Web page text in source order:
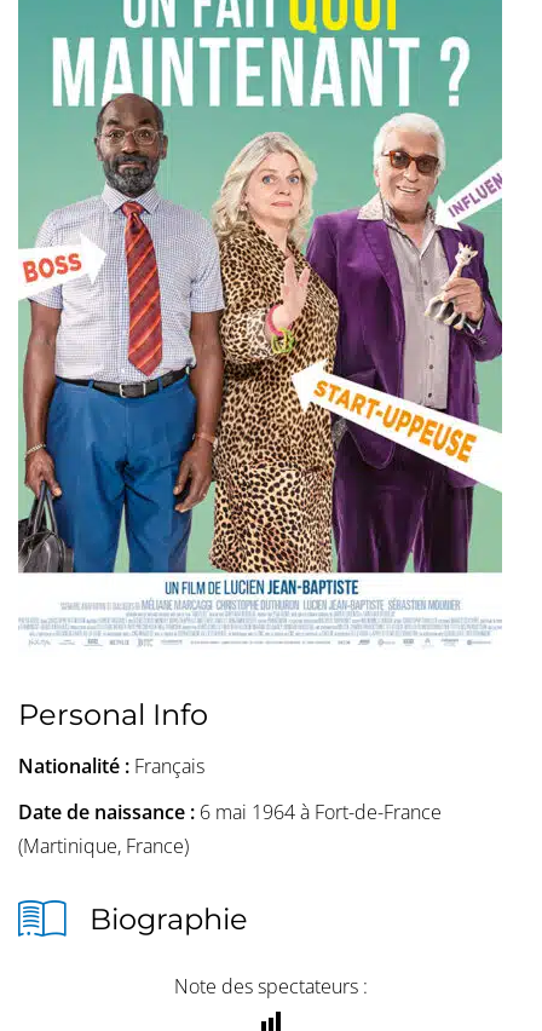
Personal Info
Nationalité : Français
Date de naissance : 6 mai 1964 à Fort-de-France
(Martinique, France)
Biographie
Note des spectateurs :